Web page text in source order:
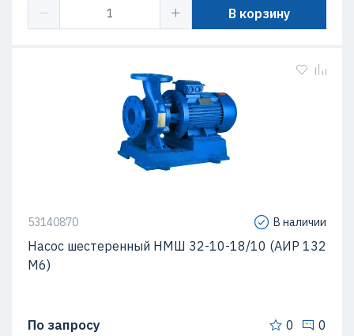
В корзину
53140870 В наличии
Насос шестеренный НМШ 32-10-18/10 (АИР 132
М6)
По запросу 0 0